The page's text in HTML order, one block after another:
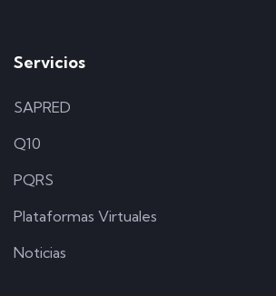
Servicios
SAPRED
Q10
PQRS
Plataformas Virtuales
Noticias